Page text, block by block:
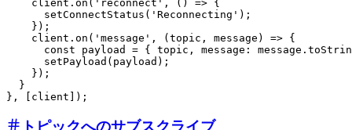
client.on('reconnect', () => {
setConnectStatus('Reconnecting');
});
client.on('message', (topic, message) => {
const payload = { topic, message:
setPayload(payload);
});
  }